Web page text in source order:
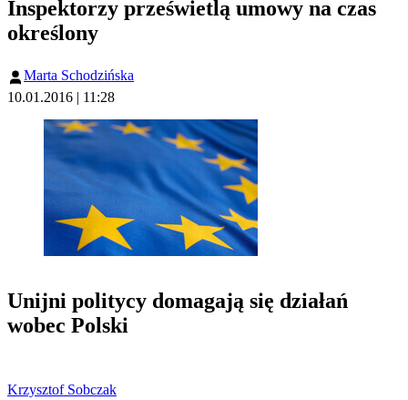
Inspektorzy prześwietlą umowy na czas
określony
Marta Schodzińska
10.01.2016 | 11:28
Unijni politycy domagają się działań
wobec Polski
Krzysztof Sobczak